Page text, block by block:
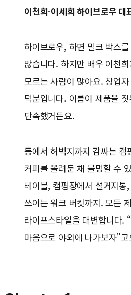
이천희·이세희 하이브로우 대
하이브로우, 하면 밀크 박스를
많습니다. 하지만 배우 이천
모르는 사람이 많아요. 창업
덕분입니다. 이름이 제품을
단속했거든요.
등에서 허벅지까지 감싸는 캠
커피를 올려둔 채 불멍할 수
테이블, 캠핑장에서 설거지통
쓰이는 워크 버킷까지. 모든
라이프스타일을 대변합니다.
마음으로 야외에 나가보자”고